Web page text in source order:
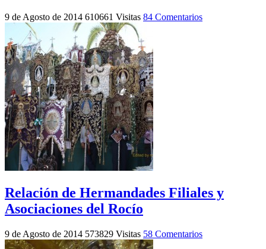
9 de Agosto de 2014 610661 Visitas 84 Comentarios
Relación de Hermandades Filiales y
Asociaciones del Rocío
9 de Agosto de 2014 573829 Visitas 58 Comentarios